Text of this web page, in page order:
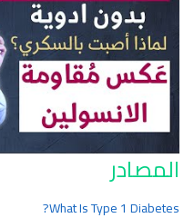
المصادر
What Is Type 1 Diabetes?